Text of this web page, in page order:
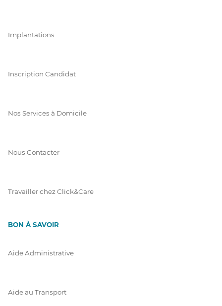
Implantations
Inscription Candidat
Nos Services à Domicile
Nous Contacter
Travailler chez Click&Care
BON À SAVOIR
Aide Administrative
Aide au Transport